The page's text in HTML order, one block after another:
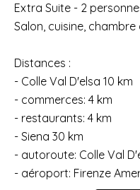
Extra Suite - 2
Salon, cuisine,
Distances :
- Colle Val D'elsa 10 km
- commerces: 4 km
- restaurants: 4 km
- Siena 30 km
- autoroute: Colle Val
- aéroport: Firenze